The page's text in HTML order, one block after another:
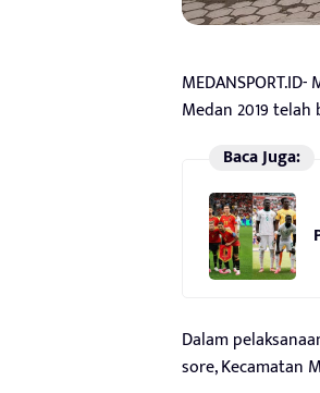
Medan 2019 telah
Baca Juga:
Dalam
sore, Kecamatan